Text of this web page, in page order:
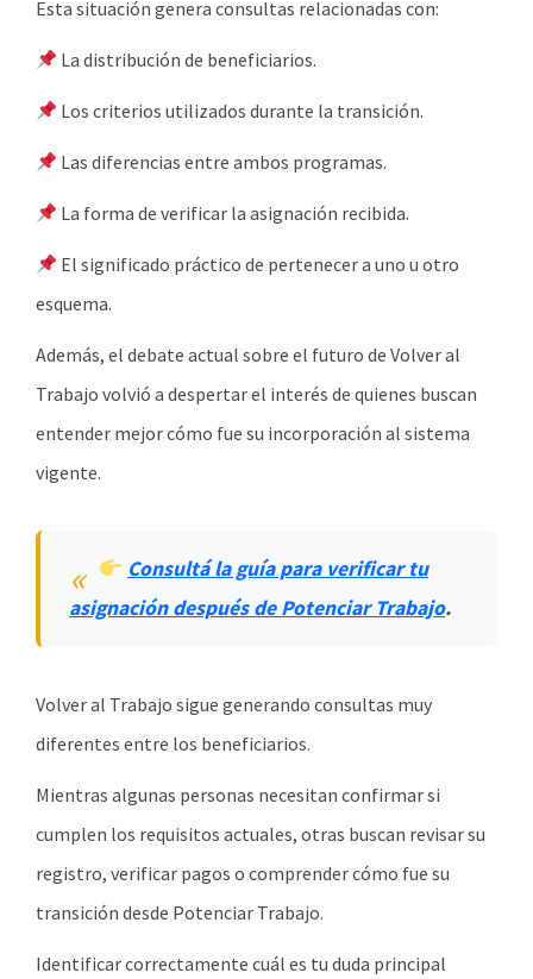
Esta situación genera consultas relacionadas con:
La distribución de beneficiarios.
Los criterios utilizados durante la transición.
Las diferencias entre ambos programas.
La forma de verificar la asignación recibida.
El significado práctico de pertenecer a uno u otro
esquema.
Además, el debate actual sobre el futuro de Volver al
Trabajo volvió a despertar el interés de quienes buscan
entender mejor cómo fue su incorporación al sistema
vigente.
Consultá la guía para verificar tu
asignación después de Potenciar Trabajo.
Volver al Trabajo sigue generando consultas muy
diferentes entre los beneficiarios.
Mientras algunas personas necesitan confirmar si
cumplen los requisitos actuales, otras buscan revisar su
registro, verificar pagos o comprender cómo fue su
transición desde Potenciar Trabajo.
Identificar correctamente cuál es tu duda principal